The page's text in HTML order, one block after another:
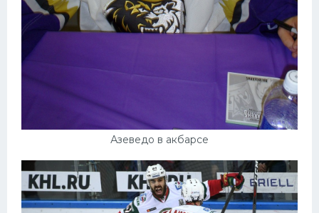
Азеведо в акбарсе